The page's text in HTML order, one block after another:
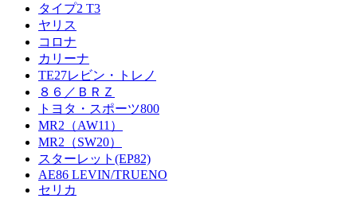
タイプ2 T3
ヤリス
コロナ
カリーナ
TE27レビン・トレノ
８６／ＢＲＺ
トヨタ・スポーツ800
MR2（AW11）
MR2（SW20）
スターレット(EP82)
AE86 LEVIN/TRUENO
セリカ